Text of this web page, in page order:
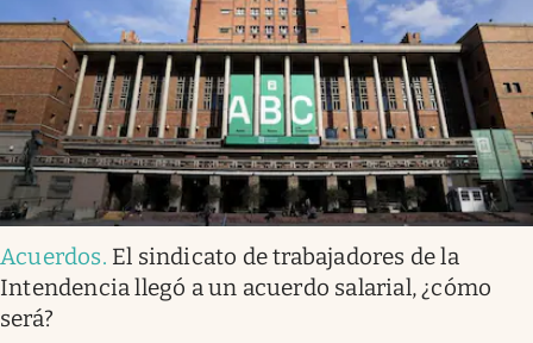
Acuerdos. El sindicato de trabajadores de la
Intendencia llegó a un acuerdo salarial, ¿cómo
será?